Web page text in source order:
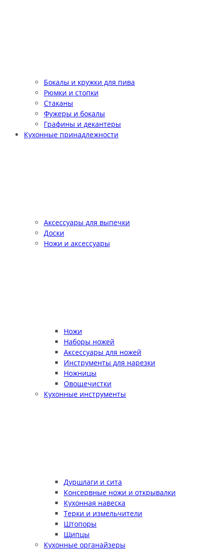
Бокалы и кружки для пива
Рюмки и стопки
Стаканы
Фужеры и бокалы
Графины и декантеры
Кухонные принадлежности
Аксессуары для выпечки
Доски
Ножи и аксессуары
Ножи
Наборы ножей
Аксессуары для ножей
Инструменты для нарезки
Ножницы
Овощечистки
Кухонные инструменты
Дуршлаги и сита
Консервные ножи и открывалки
Кухонная навеска
Терки и измельчители
Штопоры
Щипцы
Кухонные органайзеры